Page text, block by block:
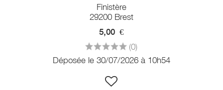
Finistère
29200 Brest
5,00 €
(0)
Déposée le 30/07/2026 à 10h54